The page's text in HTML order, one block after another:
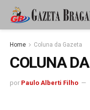
Home Coluna da Gazeta
COLUNA
por Paulo Alberti Filho